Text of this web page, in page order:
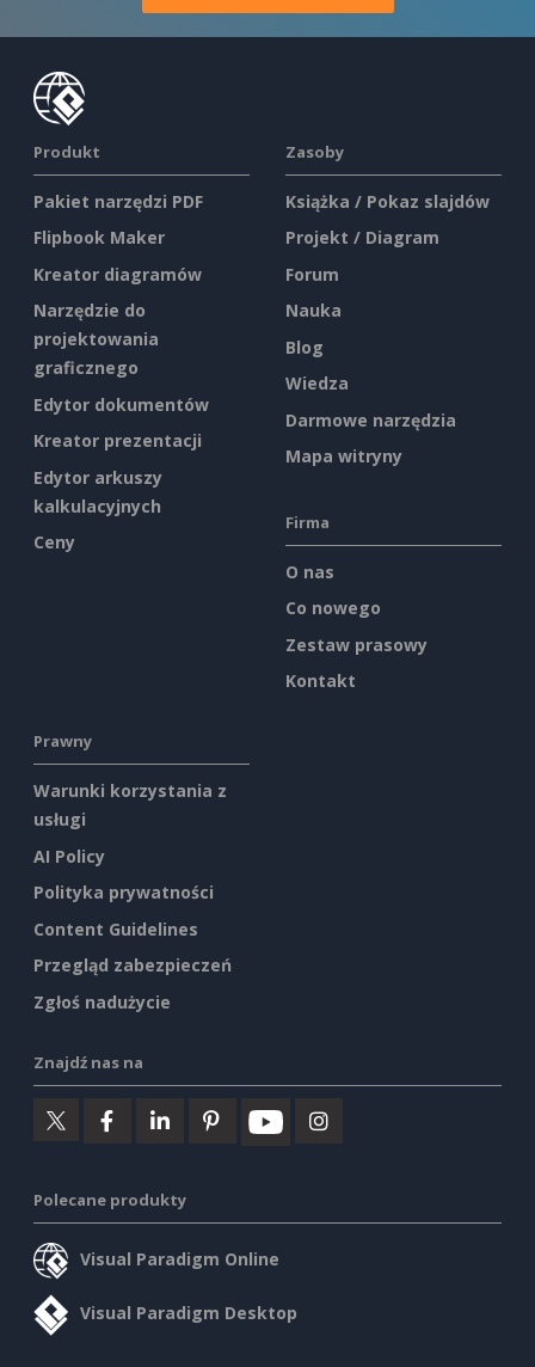
Produkt
Pakiet narzędzi PDF
Flipbook Maker
Kreator diagramów
Narzędzie do
projektowania
graficznego
Edytor dokumentów
Kreator prezentacji
Edytor arkuszy
kalkulacyjnych
Ceny
Zasoby
Książka / Pokaz slajdów
Projekt / Diagram
Forum
Nauka
Blog
Wiedza
Darmowe narzędzia
Mapa witryny
Firma
O nas
Co nowego
Zestaw prasowy
Kontakt
Prawny
Warunki korzystania z
usługi
AI Policy
Polityka prywatności
Content Guidelines
Przegląd zabezpieczeń
Zgłoś nadużycie
Znajdź nas na
Polecane produkty
Visual Paradigm Online
Visual Paradigm Desktop